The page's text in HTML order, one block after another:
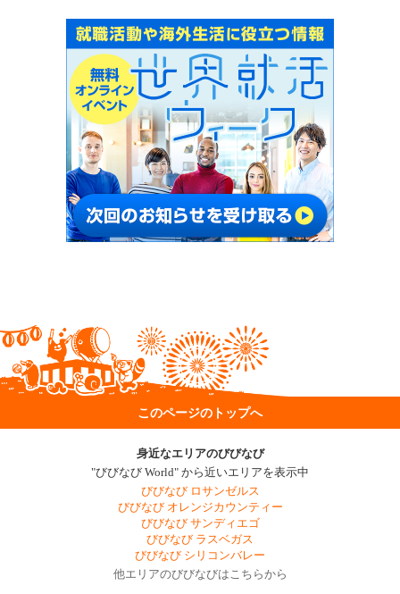
このページのトップへ
身近なエリアのびびなび
"びびなび World" から近いエリアを表示中
びびなび ロサンゼルス
びびなび オレンジカウンティー
びびなび サンディエゴ
びびなび ラスベガス
びびなび シリコンバレー
他エリアのびびなびはこちらから